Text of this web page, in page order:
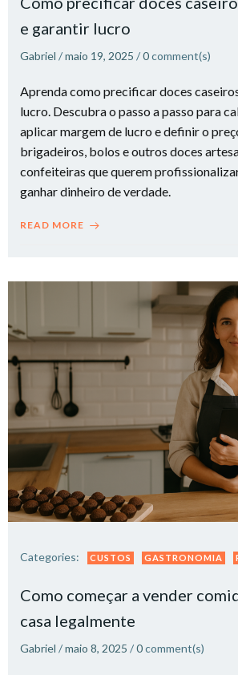
e garantir lucro
Gabriel /maio 19, 2025 /0comment(s)
Aprenda como precificar doces
lucro. Descubra o passo a passo para
aplicar margem de lucro e definir o
brigadeiros, bolos e outros doces
confeiteiras que querem
ganhar dinheiro de verdade.
READ MORE
Categories: CUSTOS GASTRONOMIA
Como começar a vender
casa legalmente
Gabriel /maio 8, 2025 /0comment(s)